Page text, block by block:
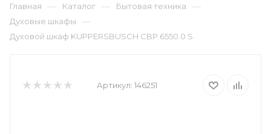
Главная — Каталог — Бытовая техника —
Духовые шкафы —
Духовой шкаф KUPPERSBUSCH CBP 6550.0 S
Артикул: 146251